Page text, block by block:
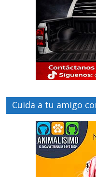
Cuida a tu amigo